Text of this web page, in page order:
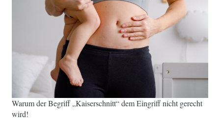
Warum der Begriff „Kaiserschnitt“ dem Eingriff nicht gerecht
wird!